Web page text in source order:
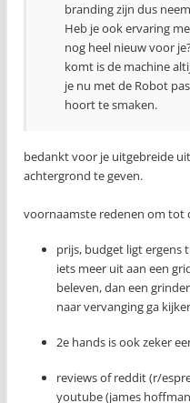
branding zijn dus
Heb je ook ervaring
nog heel nieuw voor
komt is de machine
je nu met de Robot
hoort te smaken.
bedankt voor je uitgebreide
achtergrond te geven.
voornaamste redenen om tot
prijs, budget ligt ergens
iets meer uit aan een
beleven, dan een
naar vervanging ga
2e hands is ook zeker
reviews of reddit (r/
youtube (james